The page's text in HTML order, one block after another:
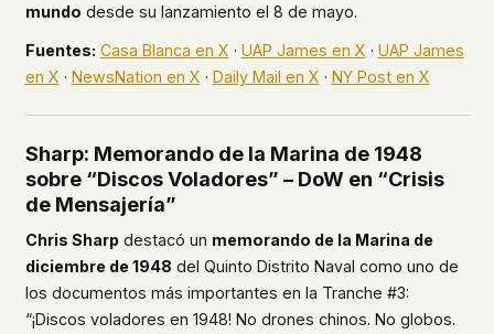
mundo desde su lanzamiento el 8 de mayo.
Fuentes: Casa Blanca en X · UAP James en X · UAP James
en X · NewsNation en X · Daily Mail en X · NY Post en X
Sharp: Memorando de la Marina de 1948
sobre “Discos Voladores” – DoW en “Crisis
de Mensajería”
Chris Sharp destacó un memorando de la Marina de
diciembre de 1948 del Quinto Distrito Naval como uno de
los documentos más importantes en la Tranche #3:
“¡Discos voladores en 1948! No drones chinos. No globos.